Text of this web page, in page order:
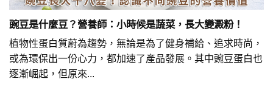
豌豆是什麼豆？營養師：小時候是蔬菜，長大變澱粉！
植物性蛋白質蔚為趨勢，無論是為了健身補給、追求時尚，
或為環保出一份心力，都加速了產品發展。其中豌豆蛋白也
逐漸崛起，但原來...